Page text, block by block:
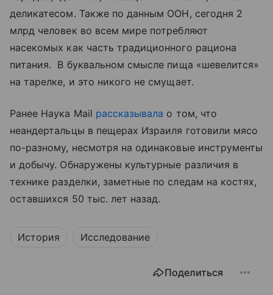
деликатесом. Также по данным ООН, сегодня 2
млрд человек во всем мире потребляют
насекомых как часть традиционного рациона
питания. В буквальном смысле пища «шевелится»
на тарелке, и это никого не смущает.
Ранее Наука Mail рассказывала о том, что
неандертальцы в пещерах Израиля готовили мясо
по-разному, несмотря на одинаковые инструменты
и добычу. Обнаружены культурные различия в
технике разделки, заметные по следам на костях,
оставшихся 50 тыс. лет назад.
История Исследование
Поделиться